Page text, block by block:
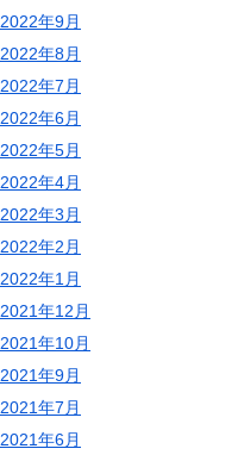
2022年9月
2022年8月
2022年7月
2022年6月
2022年5月
2022年4月
2022年3月
2022年2月
2022年1月
2021年12月
2021年10月
2021年9月
2021年7月
2021年6月